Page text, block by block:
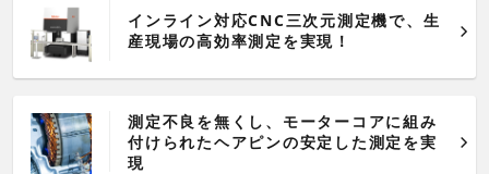
インライン対応CNC三次元測定機で、生
産現場の高効率測定を実現！
測定不良を無くし、モーターコアに組み
付けられたヘアピンの安定した測定を実
現